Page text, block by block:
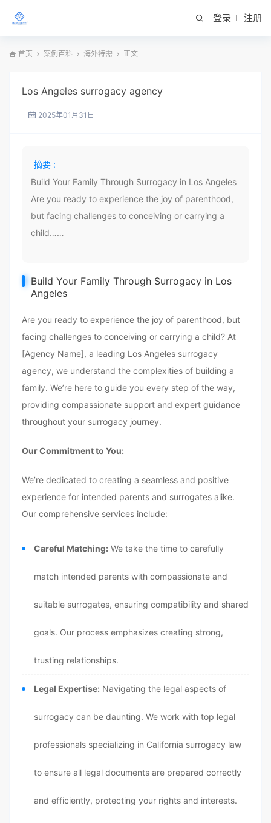
登录 注册
首页 案例百科 海外特需 正文
Los Angeles surrogacy agency
2025年01月31日
摘要 :
Build Your Family Through Surrogacy in Los Angeles
Are you ready to experience the joy of parenthood,
but facing challenges to conceiving or carrying a
child……
Build Your Family Through Surrogacy in Los
Angeles
Are you ready to experience the joy of parenthood, but
facing challenges to conceiving or carrying a child? At
[Agency Name], a leading Los Angeles surrogacy
agency, we understand the complexities of building a
family. We’re here to guide you every step of the way,
providing compassionate support and expert guidance
throughout your surrogacy journey.
Our Commitment to You:
We’re dedicated to creating a seamless and positive
experience for intended parents and surrogates alike.
Our comprehensive services include:
Careful Matching: We take the time to carefully
match intended parents with compassionate and
suitable surrogates, ensuring compatibility and shared
goals. Our process emphasizes creating strong,
trusting relationships.
Legal Expertise: Navigating the legal aspects of
surrogacy can be daunting. We work with top legal
professionals specializing in California surrogacy law
to ensure all legal documents are prepared correctly
and efficiently, protecting your rights and interests.